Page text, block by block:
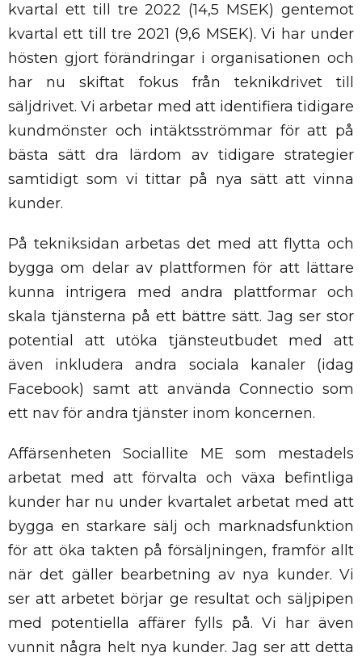
kvartal ett till tre 2022 (14,5 MSEK) gentemot
kvartal ett till tre 2021 (9,6 MSEK). Vi har under
hösten gjort förändringar i organisationen och
har nu skiftat fokus från teknikdrivet till
säljdrivet. Vi arbetar med att identifiera tidigare
kundmönster och intäktsströmmar för att på
bästa sätt dra lärdom av tidigare strategier
samtidigt som vi tittar på nya sätt att vinna
kunder.
På tekniksidan arbetas det med att flytta och
bygga om delar av plattformen för att lättare
kunna intrigera med andra plattformar och
skala tjänsterna på ett bättre sätt. Jag ser stor
potential att utöka tjänsteutbudet med att
även inkludera andra sociala kanaler (idag
Facebook) samt att använda Connectio som
ett nav för andra tjänster inom koncernen.
Affärsenheten Sociallite ME som mestadels
arbetat med att förvalta och växa befintliga
kunder har nu under kvartalet arbetat med att
bygga en starkare sälj och marknadsfunktion
för att öka takten på försäljningen, framför allt
när det gäller bearbetning av nya kunder. Vi
ser att arbetet börjar ge resultat och säljpipen
med potentiella affärer fylls på. Vi har även
vunnit några helt nya kunder. Jag ser att detta